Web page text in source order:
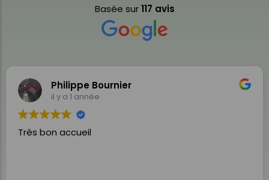
Basée sur117 avis
Philippe Bournier
il y a 1 année
Très bon accueil